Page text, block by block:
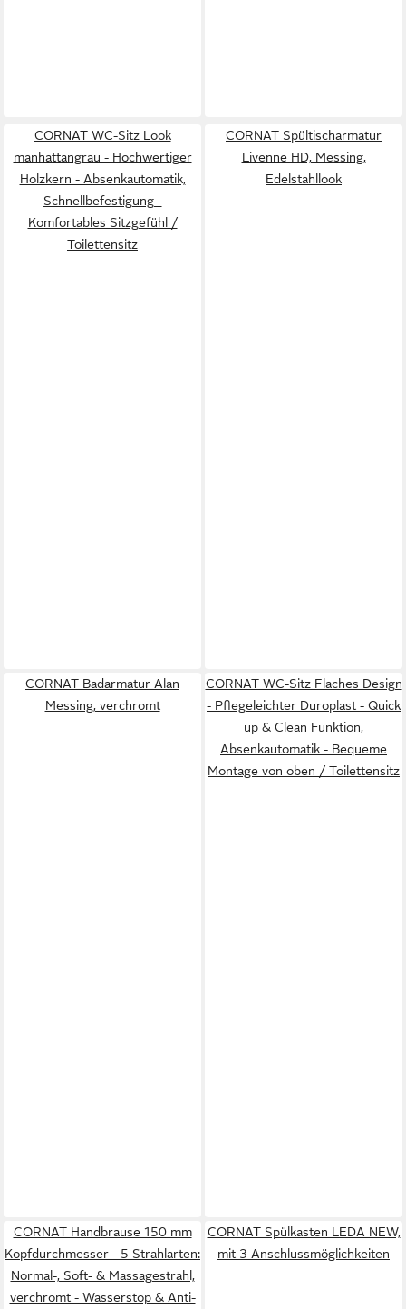
CORNAT WC-Sitz Look
manhattangrau - Hochwertiger
Holzkern - Absenkautomatik,
Schnellbefestigung -
Komfortables Sitzgefühl /
Toilettensitz
CORNAT Spültischarmatur
Livenne HD, Messing,
Edelstahllook
CORNAT Badarmatur Alan
Messing, verchromt
CORNAT WC-Sitz Flaches Design
- Pflegeleichter Duroplast - Quick
up & Clean Funktion,
Absenkautomatik - Bequeme
Montage von oben / Toilettensitz
CORNAT Handbrause 150 mm
Kopfdurchmesser - 5 Strahlarten:
Normal-, Soft- & Massagestrahl,
verchromt - Wasserstop & Anti-
CORNAT Spülkasten LEDA NEW,
mit 3 Anschlussmöglichkeiten